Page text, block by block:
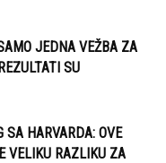
JEDNA VEŽBA ZA
SU
SA HARVARDA: OVE
VELIKU RAZLIKU ZA